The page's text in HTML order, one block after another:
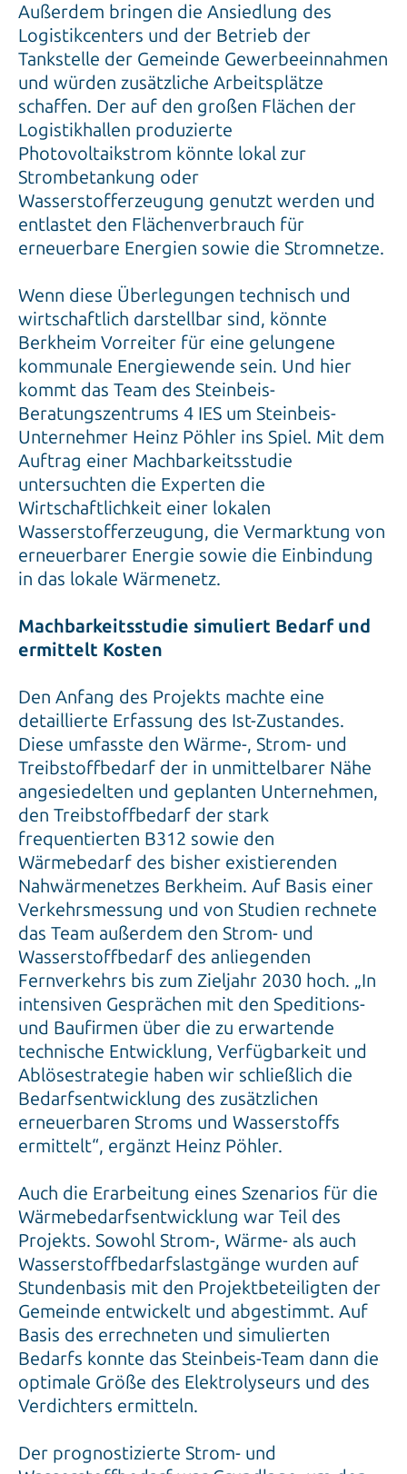
Außerdem bringen die Ansiedlung des
Logistikcenters und der Betrieb der
Tankstelle der Gemeinde Gewerbeeinnahmen
und würden zusätzliche Arbeitsplätze
schaffen. Der auf den großen Flächen der
Logistikhallen produzierte
Photovoltaikstrom könnte lokal zur
Strombetankung oder
Wasserstofferzeugung genutzt werden und
entlastet den Flächenverbrauch für
erneuerbare Energien sowie die Stromnetze.
Wenn diese Überlegungen technisch und
wirtschaftlich darstellbar sind, könnte
Berkheim Vorreiter für eine gelungene
kommunale Energiewende sein. Und hier
kommt das Team des Steinbeis-
Beratungszentrums 4 IES um Steinbeis-
Unternehmer Heinz Pöhler ins Spiel. Mit dem
Auftrag einer Machbarkeitsstudie
untersuchten die Experten die
Wirtschaftlichkeit einer lokalen
Wasserstofferzeugung, die Vermarktung von
erneuerbarer Energie sowie die Einbindung
in das lokale Wärmenetz.
Machbarkeitsstudie simuliert Bedarf und
ermittelt Kosten
Den Anfang des Projekts machte eine
detaillierte Erfassung des Ist-Zustandes.
Diese umfasste den Wärme-, Strom- und
Treibstoffbedarf der in unmittelbarer Nähe
angesiedelten und geplanten Unternehmen,
den Treibstoffbedarf der stark
frequentierten B312 sowie den
Wärmebedarf des bisher existierenden
Nahwärmenetzes Berkheim. Auf Basis einer
Verkehrsmessung und von Studien rechnete
das Team außerdem den Strom- und
Wasserstoffbedarf des anliegenden
Fernverkehrs bis zum Zieljahr 2030 hoch. „In
intensiven Gesprächen mit den Speditions-
und Baufirmen über die zu erwartende
technische Entwicklung, Verfügbarkeit und
Ablösestrategie haben wir schließlich die
Bedarfsentwicklung des zusätzlichen
erneuerbaren Stroms und Wasserstoffs
ermittelt“, ergänzt Heinz Pöhler.
Auch die Erarbeitung eines Szenarios für die
Wärmebedarfsentwicklung war Teil des
Projekts. Sowohl Strom-, Wärme- als auch
Wasserstoffbedarfslastgänge wurden auf
Stundenbasis mit den Projektbeteiligten der
Gemeinde entwickelt und abgestimmt. Auf
Basis des errechneten und simulierten
Bedarfs konnte das Steinbeis-Team dann die
optimale Größe des Elektrolyseurs und des
Verdichters ermitteln.
Der prognostizierte Strom- und